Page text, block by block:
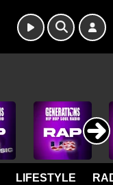
LIFESTYLE